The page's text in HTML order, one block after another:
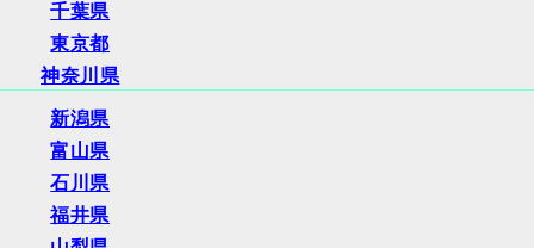
千葉県
東京都
神奈川県
新潟県
富山県
石川県
福井県